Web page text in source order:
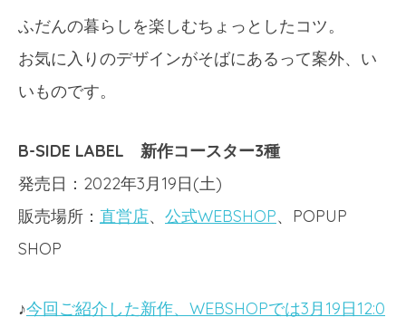
ふだんの暮らしを楽しむちょっとしたコツ。
お気に入りのデザインがそばにあるって案外、い
いものです。
B-SIDE LABEL 新作コースター3種
発売日：2022年3月19日(土)
販売場所： 直営店、 公式WEBSHOP、POPUP
SHOP
♪今回ご紹介した新作、WEBSHOPでは3月19日12:0